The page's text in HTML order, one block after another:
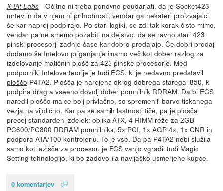
X-Bit Labs- Očitno ni treba ponovno poudarjati, da je Socket423
mrtev in da v njem ni prihodnosti, vendar ga nekateri proizvajalci
še kar naprej podpirajo. Po stari logiki, se zdi tak korak čisto mimo,
vendar pa ne smemo pozabiti na dejstvo, da se ravno stari 423
pinski procesorji zadnje čase kar dobro prodajajo. Če dobri prodaji
dodamo še Intelovo priganjanje imamo več kot dober razlog za
izdelovanje matičnih plošč za 423 pinske procesorje. Med
podporniki Intelove teorije je tudi ECS, ki je nedavno predstavil
ploščo P4TA2. Plošča je narejena okrog dobrega starega i850, ki
podpira drag a vseeno dovolj dober pomnilnik RDRAM. Da bi ECS
naredil ploščo malce bolj privlačno, so spremenili barvo tiskanega
vezja na vijolično. Kar pa se samih lastnosti tiče, pa je plošča
precej standarden izdelek: oblika ATX, 4 RIMM reže za 2GB
PC600/PC800 RDRAM pomnilnika, 5x PCI, 1x AGP 4x, 1x CNR in
podpora ATA/100 kontrolerju. To je vse. Da pa P4TA2 nebi služila
samo kot ležišče za procesor, je ECS vanjo vgradil tudi Magic
Setting tehnologijo, ki bo zadovoljila navijaško usmerjene kupce.
0 komentarjev